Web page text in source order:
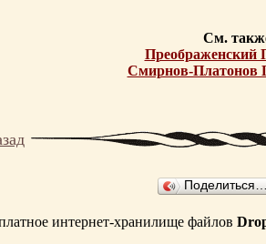
См.
Преображенский
Смирнов-Платонов
Поделиться…
интернет-хранилище файлов